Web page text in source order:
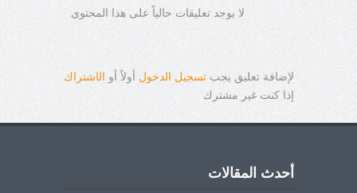
لا يوجد تعليقات حالياً على هذا المحتوى
لإضافة تعليق يجب تسجيل الدخول أولاً أو الاشتراك
إذا كنت غير مشترك
أحدث المقالات